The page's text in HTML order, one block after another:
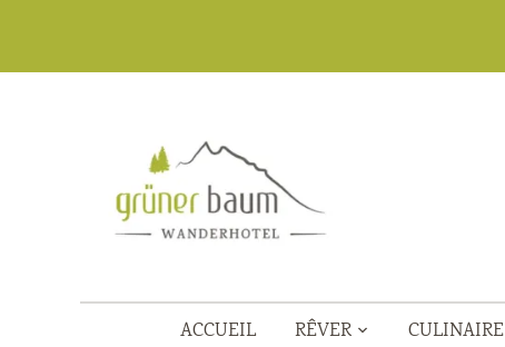
ACCUEIL RÊVER CULINAIRE